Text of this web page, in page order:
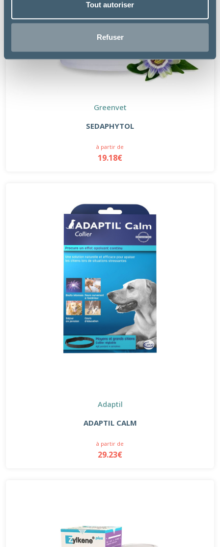
Tout autoriser
Refuser
Greenvet
SEDAPHYTOL
à partir de
19.18€
Adaptil
ADAPTIL CALM
à partir de
29.23€